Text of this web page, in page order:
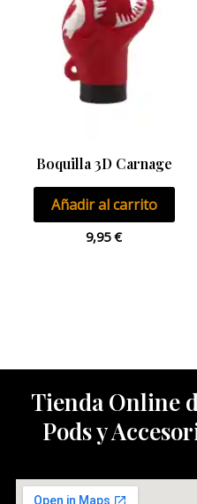
Boquilla 3D Carnage
Añadir al carrito
9,95€
Tienda Online
Pods y